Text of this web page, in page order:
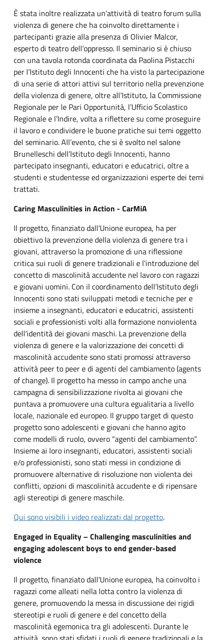
È stata inoltre realizzata un’attività di teatro forum sulla
violenza di genere che ha coinvolto direttamente i
partecipanti grazie alla presenza di Olivier Malcor,
esperto di teatro dell’oppresso. Il seminario si è chiuso
con una tavola rotonda coordinata da Paolina Pistacchi
per l’Istituto degli Innocenti che ha visto la partecipazione
di una serie di attori attivi sul territorio nella prevenzione
della violenza di genere, oltre all’Istituto, la Commissione
Regionale per le Pari Opportunità, l’Ufficio Scolastico
Regionale e l’Indire, volta a riflettere su come proseguire
il lavoro e condividere le buone pratiche sui temi oggetto
del seminario. All’evento, che si è svolto nel salone
Brunelleschi dell’Istituto degli Innocenti, hanno
partecipato insegnanti, educatori e educatrici, oltre a
studenti e studentesse ed organizzazioni esperte dei temi
trattati.
Caring Masculinities in Action - CarMiA
Il progetto, finanziato dall'Unione europea, ha per
obiettivo la prevenzione della violenza di genere tra i
giovani, attraverso la promozione di una riflessione
critica sui ruoli di genere tradizionali e l’introduzione del
concetto di mascolinità accudente nel lavoro con ragazzi
e giovani uomini. Con il coordinamento dell’Istituto degli
Innocenti sono stati sviluppati metodi e tecniche per e
insieme a insegnanti, educatori e educatrici, assistenti
sociali e professionisti volti alla formazione nonviolenta
dell'identità dei giovani maschi. La prevenzione della
violenza di genere e la valorizzazione dei concetti di
mascolinità accudente sono stati promossi attraverso
attività peer to peer e di agenti del cambiamento (agents
of change). Il progetto ha messo in campo anche una
campagna di sensibilizzazione rivolta ai giovani che
puntava a promuovere una cultura egualitaria a livello
locale, nazionale ed europeo. Il gruppo target di questo
progetto sono adolescenti e giovani che hanno agito
come modelli di ruolo, ovvero “agenti del cambiamento”.
Insieme ai loro insegnanti, educatori, assistenti sociali
e/o professionisti, sono stati messi in condizione di
promuovere alternative di risoluzione non violenta dei
conflitti, opzioni di mascolinità accudente e di ripensare
agli stereotipi di genere maschile.
Qui sono visibili i video realizzati dal progetto.
Engaged in Equality – Challenging masculinities and
engaging adolescent boys to end gender-based
violence
Il progetto, finanziato dall'Unione europea, ha coinvolto i
ragazzi come alleati nella lotta contro la violenza di
genere, promuovendo la messa in discussione dei rigidi
stereotipi e ruoli di genere e del concetto della
mascolinità egemonica tra gli adolescenti. Durante le